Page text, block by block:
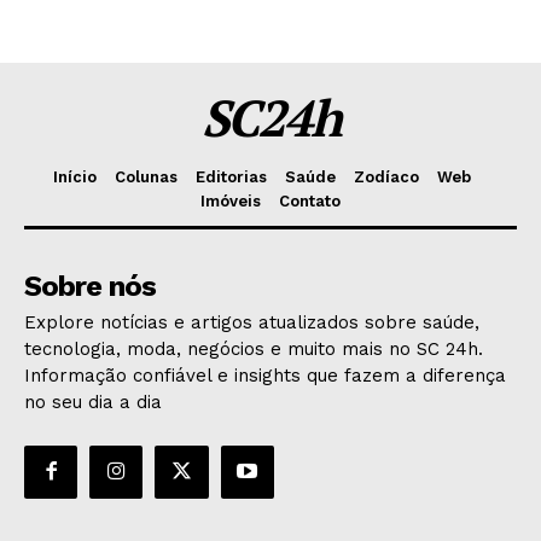
SC24h
Início Colunas Editorias Saúde Zodíaco
Web
Imóveis
Contato
Sobre nós
Explore notícias e artigos atualizados sobre saúde,
tecnologia, moda, negócios e muito mais no SC 24h.
Informação confiável e insights que fazem a diferença
no seu dia a dia